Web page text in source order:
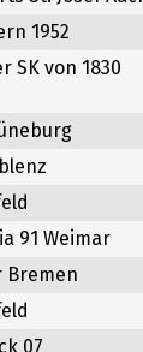
1952
SK von 1830
91 Weimar
Bremen
07